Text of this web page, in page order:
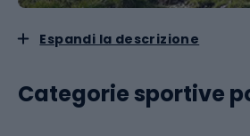
Espandi la descrizione
Categorie sportive